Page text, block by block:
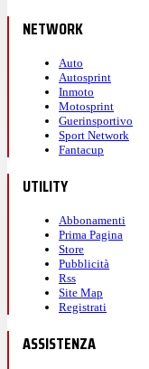
NETWORK
Auto
Autosprint
Inmoto
Motosprint
Guerinsportivo
Sport Network
Fantacup
UTILITY
Abbonamenti
Prima Pagina
Store
Pubblicità
Rss
Site Map
Registrati
ASSISTENZA